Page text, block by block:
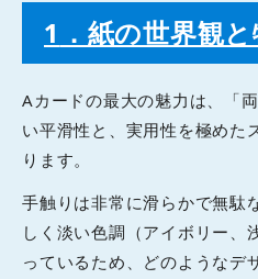
1 ．紙の世界観
Aカードの最大の魅力は、「
い平滑性と、実用性を極めた
ります。
手触りは非常に滑らかで無駄
しく淡い色調（アイボリー、
っているため、どのようなデ